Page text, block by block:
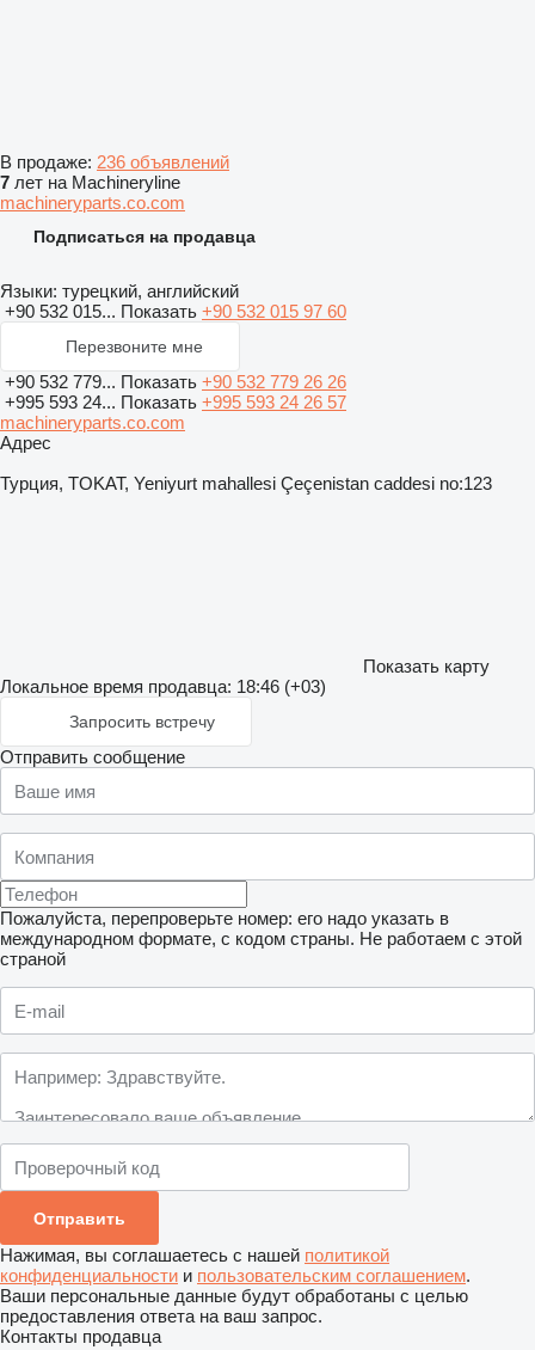
В продаже: 236 объявлений
7 лет на Machineryline
machineryparts.co.com
Подписаться на продавца
Языки: турецкий, английский
+90 532 015... Показать +90 532 015 97 60
Перезвоните мне
+90 532 779... Показать +90 532 779 26 26
+995 593 24... Показать +995 593 24 26 57
machineryparts.co.com
Адрес
Турция, TOKAT, Yeniyurt mahallesi Çeçenistan caddesi no:123
Показать карту
Локальное время продавца: 18:46 (+03)
Запросить встречу
Отправить сообщение
Пожалуйста, перепроверьте номер: его надо указать в
международном формате, с кодом страны. Не работаем с этой
страной
Нажимая, вы соглашаетесь с нашей политикой
конфиденциальности и пользовательским соглашением.
Ваши персональные данные будут обработаны с целью
предоставления ответа на ваш запрос.
Контакты продавца